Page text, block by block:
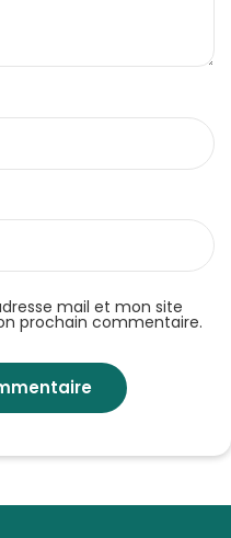
mail et mon site
prochain commentaire.